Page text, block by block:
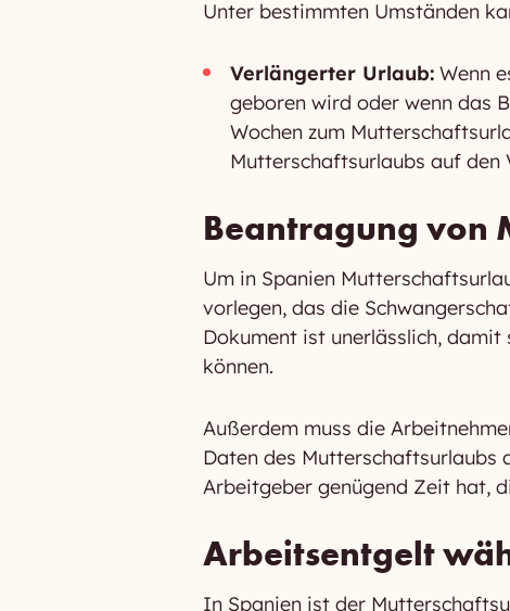
Unter bestimmten Umständen
Verlängerter Urlaub: Wenn
geboren wird oder wenn das
Wochen zum
Mutterschaftsurlaubs auf den
Beantragung von
Um in Spanien
vorlegen, das die
Dokument ist unerlässlich,
können.
Außerdem muss die
Daten des
Arbeitgeber genügend Zeit hat,
Arbeitsentgelt
In Spanien ist der